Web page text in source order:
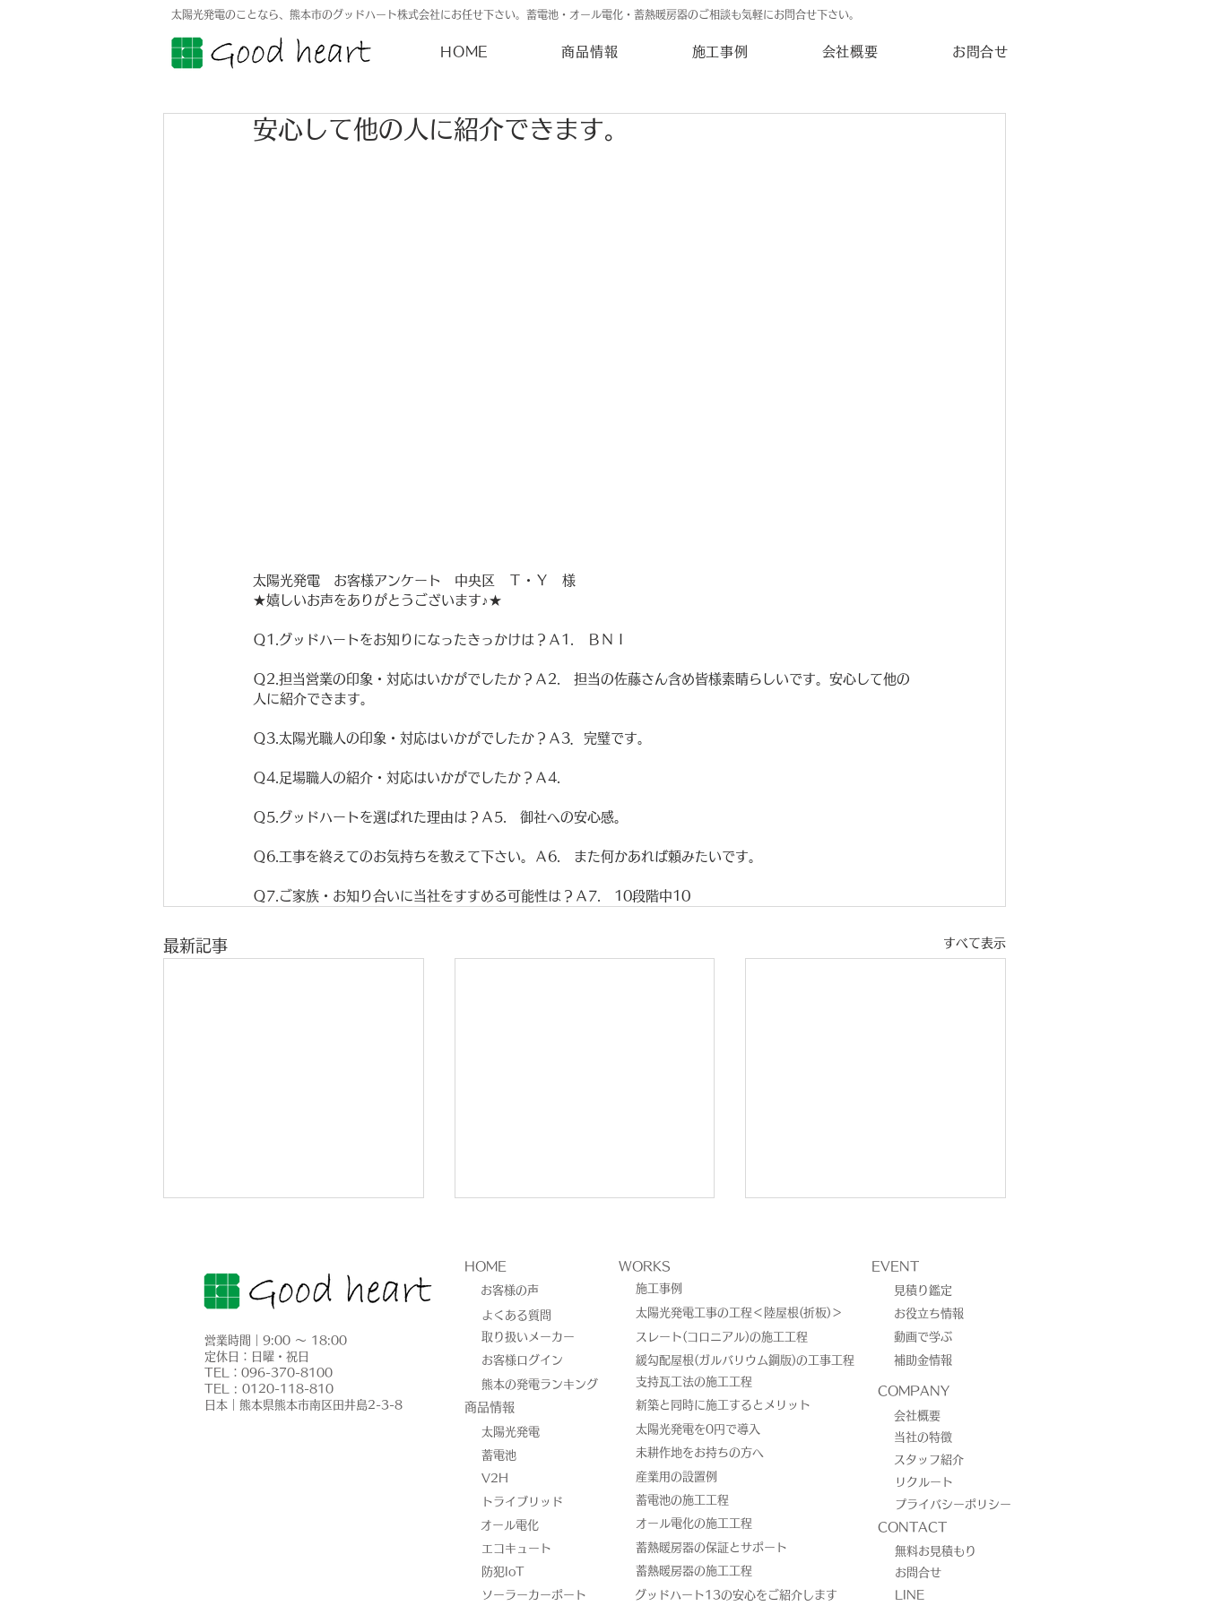
太陽光発電のことなら、熊本市のグッドハート株式会社にお任せ下さい。蓄電池・オール電化・蓄熱暖房器のご相談も気軽にお問合せ下さい。
HOME 商品情報 施工事例 会社概要 お問合せ
安心して他の人に紹介できます。
太陽光発電　お客様アンケート　中央区　Ｔ・Ｙ　様
★嬉しいお声をありがとうございます♪★
Ｑ1.グッドハートをお知りになったきっかけは？Ａ1.　ＢＮＩ
Ｑ2.担当営業の印象・対応はいかがでしたか？Ａ2.　担当の佐藤さん含め皆様素晴らしいです。安心して他の
人に紹介できます。
Ｑ3.太陽光職人の印象・対応はいかがでしたか？Ａ3．完璧です。
Ｑ4.足場職人の紹介・対応はいかがでしたか？Ａ4.
Ｑ5.グッドハートを選ばれた理由は？Ａ5.　御社への安心感。
Ｑ6.工事を終えてのお気持ちを教えて下さい。Ａ6.　また何かあれば頼みたいです。
Ｑ7.ご家族・お知り合いに当社をすすめる可能性は？Ａ7.　10段階中10
最新記事 すべて表示
2026年も給湯器の補助金が
利用できます！「給湯省エネ
蓄電池の今後の重要性につい
て
電するの？
営業時間｜9:00 ～ 18:00
定休日：日曜・祝日
​TEL：096-370-8100
TEL : 0120-118-810
​日本｜熊本県熊本市南区田井島2-3-8
HOME
お客様の声
よくある質問
取り扱いメーカー
お客様ログイン
熊本の発電ランキング
​商品情報
太陽光発電
蓄電池
V2H
トライブリッド
オール電化
エコキュート
防犯IoT
ソーラーカーポート
WORKS EVENT
施工事例
太陽光発電工事の工程＜陸屋根(折板)＞
スレート(コロニアル)の施工工程
緩勾配屋根(ガルバリウム鋼版)の工事工程
​支持瓦工法の施工工程
新築と同時に施工するとメリット
太陽光発電を0円で導入
未耕作地をお持ちの方へ
産業用の設置例
蓄電池の施工工程
オール電化の施工工程
蓄熱暖房器の保証とサポート
蓄熱暖房器の施工工程
​グッドハート13の安心をご紹介します
見積り鑑定
お役立ち情報
動画で学ぶ
補助金情報
COMPANY
会社概要
当社の特徴
スタッフ紹介
リクルート
プライバシーポリシー
CONTACT
無料お見積もり
お問合せ
LINE